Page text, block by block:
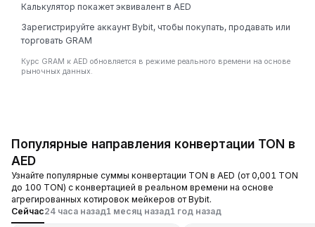
Калькулятор покажет эквивалент в AED
Зарегистрируйте аккаунт Bybit, чтобы покупать, продавать или
торговать GRAM
Курс GRAM к AED обновляется в режиме реального времени на основе
рыночных данных.
Популярные направления конвертации TON в
AED
Узнайте популярные суммы конвертации TON в AED (от 0,001 TON
до 100 TON) с конвертацией в реальном времени на основе
агрегированных котировок мейкеров от Bybit.
Сейчас24 часа назад1 месяц назад1 год назад